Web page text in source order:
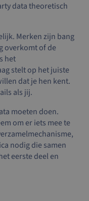
data theoretisch
Merken zijn bang
overkomt of de
het
stelt op het juiste
dat je hen kent.
als jij.
moeten doen.
om er iets mee te
nodig die samen
eerste deel en